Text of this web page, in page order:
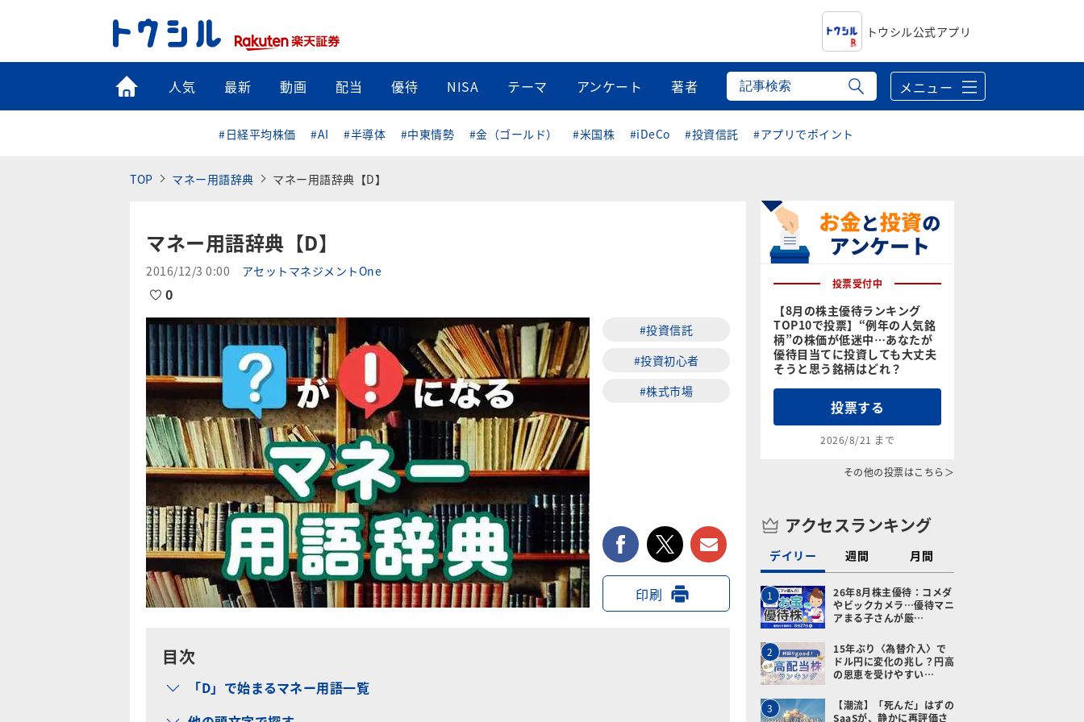
トウシル公式アプリ
トップ
人気 最新 動画 配当 優待 NISA テーマ アンケート 著者 メニュー
#日経平均株価 #AI #半導体 #中東情勢 #金（ゴールド） #米国株 #iDeCo #投資信託 #アプリでポイント
TOP マネー用語辞典 マネー用語辞典【D】
マネー用語辞典【D】
2016/12/3 0:00 アセットマネジメントOne
0
#投資信託
#投資初心者
#株式市場
facebooktwitter メールで送る
印刷
目次
「D」で始まるマネー用語一覧
投票受付中
【8月の株主優待ランキング
TOP10で投票】“例年の人気銘
柄”の株価が低迷中…あなたが
優待目当てに投資しても大丈夫
そうと思う銘柄はどれ？
投票する
2026/8/21 まで
その他の投票はこちら＞
アクセスランキング
デイリー 週間 月間
1
26年8月株主優待：コメダ
やビックカメラ…優待マニ
アまる子さんが厳…
2
15年ぶり〈為替介入〉で
ドル円に変化の兆し？円高
の恩恵を受けやすい…
3
【潮流】「死んだ」はずの
SaaSが、静かに再評価さ